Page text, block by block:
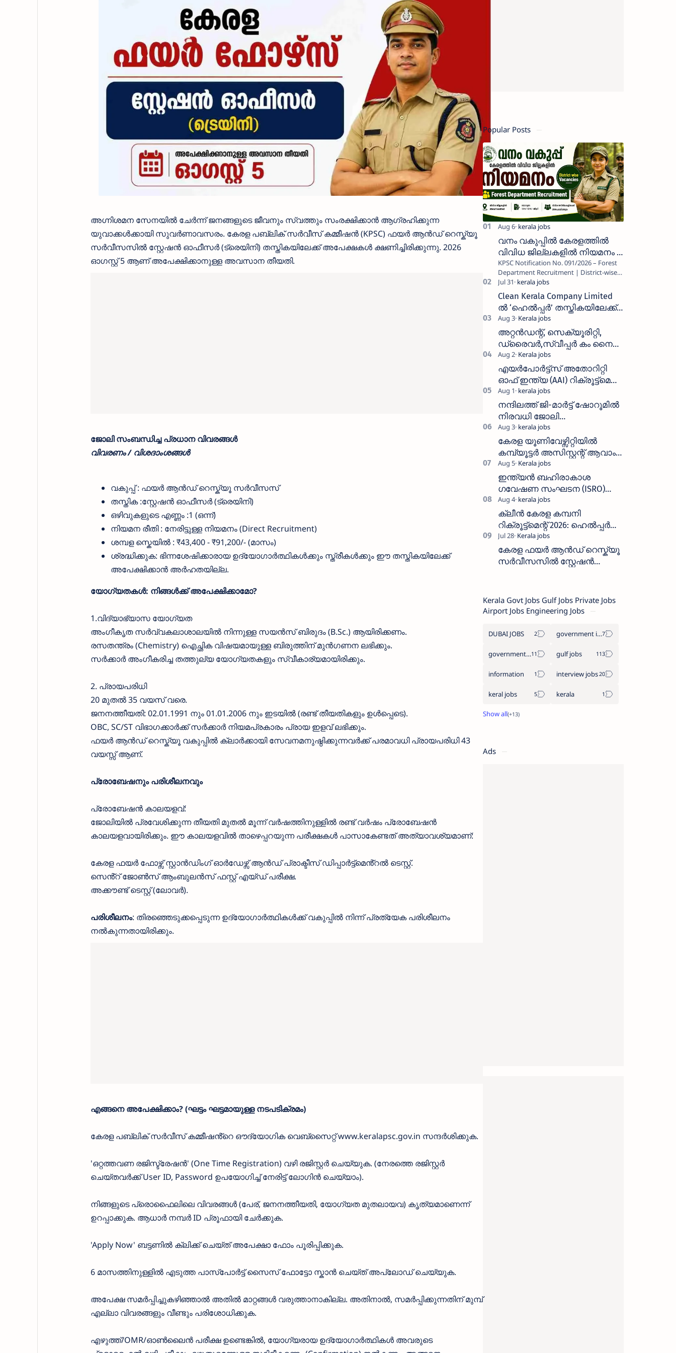
അഗ്നിശമന സേനയിൽ ചേർന്ന് ജനങ്ങളുടെ ജീവനും സ്വത്തും സംരക്ഷിക്കാൻ ആഗ്രഹിക്കുന്ന
യുവാക്കൾക്കായി സുവർണാവസരം. കേരള പബ്ലിക് സർവീസ് കമ്മീഷൻ (KPSC) ഫയർ ആൻഡ് റെസ്ക്യൂ
സർവീസസിൽ സ്റ്റേഷൻ ഓഫീസർ (ട്രെയിനി) തസ്തികയിലേക്ക് അപേക്ഷകൾ ക്ഷണിച്ചിരിക്കുന്നു. 2026
ഓഗസ്റ്റ് 5 ആണ് അപേക്ഷിക്കാനുള്ള അവസാന തീയതി.
ജോലി സംബന്ധിച്ച പ്രധാന വിവരങ്ങൾ
വിവരണം / വിശദാംശങ്ങൾ
വകുപ്പ് : ഫയർ ആൻഡ് റെസ്ക്യൂ സർവീസസ്
തസ്തിക :സ്റ്റേഷൻ ഓഫീസർ (ട്രെയിനി)
ഒഴിവുകളുടെ എണ്ണം :1 (ഒന്ന്)
നിയമന രീതി : നേരിട്ടുള്ള നിയമനം (Direct Recruitment)
ശമ്പള സ്കെയിൽ : ₹43,400 - ₹91,200/- (മാസം)
ശ്രദ്ധിക്കുക: ഭിന്നശേഷിക്കാരായ ഉദ്യോഗാർത്ഥികൾക്കും സ്ത്രീകൾക്കും ഈ തസ്തികയിലേക്ക്
അപേക്ഷിക്കാൻ അർഹതയില്ല.
യോഗ്യതകൾ: നിങ്ങൾക്ക് അപേക്ഷിക്കാമോ?
1.വിദ്യാഭ്യാസ യോഗ്യത
അംഗീകൃത സർവ്വകലാശാലയിൽ നിന്നുള്ള സയൻസ് ബിരുദം (B.Sc.) ആയിരിക്കണം.
രസതന്ത്രം (Chemistry) ഐച്ഛിക വിഷയമായുള്ള ബിരുത്തിന് മുൻഗണന ലഭിക്കും.
സർക്കാർ അംഗീകരിച്ച തത്തുല്യ യോഗ്യതകളും സ്വീകാര്യമായിരിക്കും.
2. പ്രായപരിധി
20 മുതൽ 35 വയസ് വരെ.
ജനനത്തീയതി: 02.01.1991 നും 01.01.2006 നും ഇടയിൽ (രണ്ട് തീയതികളും ഉൾപ്പെടെ).
OBC, SC/ST വിഭാഗക്കാർക്ക് സർക്കാർ നിയമപ്രകാരം പ്രായ ഇളവ് ലഭിക്കും.
ഫയർ ആൻഡ് റെസ്ക്യൂ വകുപ്പിൽ ക്ലാർക്കായി സേവനമനുഷ്ഠിക്കുന്നവർക്ക് പരമാവധി പ്രായപരിധി 43
വയസ്സ് ആണ്.
പ്രോബേഷനും പരിശീലനവും
പ്രോബേഷൻ കാലയളവ്:
ജോലിയിൽ പ്രവേശിക്കുന്ന തീയതി മുതൽ മൂന്ന് വർഷത്തിനുള്ളിൽ രണ്ട് വർഷം പ്രോബേഷൻ
കാലയളവായിരിക്കും. ഈ കാലയളവിൽ താഴെപ്പറയുന്ന പരീക്ഷകൾ പാസാകേണ്ടത് അത്യാവശ്യമാണ്:
കേരള ഫയർ ഫോഴ്സ് സ്റ്റാൻഡിംഗ് ഓർഡേഴ്സ് ആൻഡ് പ്രാക്ടീസ് ഡിപ്പാർട്ട്മെൻ്റൽ ടെസ്റ്റ്.
സെൻ്റ് ജോൺസ് ആംബുലൻസ് ഫസ്റ്റ് എയ്ഡ് പരീക്ഷ.
അക്കൗണ്ട് ടെസ്റ്റ് (ലോവർ).
പരിശീലനം: തിരഞ്ഞെടുക്കപ്പെടുന്ന ഉദ്യോഗാർത്ഥികൾക്ക് വകുപ്പിൽ നിന്ന് പ്രത്യേക പരിശീലനം
നൽകുന്നതായിരിക്കും.
എങ്ങനെ അപേക്ഷിക്കാം? (ഘട്ടം ഘട്ടമായുള്ള നടപടിക്രമം)
കേരള പബ്ലിക് സർവീസ് കമ്മീഷൻ്റെ ഔദ്യോഗിക വെബ്സൈറ്റ് www.keralapsc.gov.in സന്ദർശിക്കുക.
'ഒറ്റത്തവണ രജിസ്ട്രേഷൻ' (One Time Registration) വഴി രജിസ്റ്റർ ചെയ്യുക. (നേരത്തെ രജിസ്റ്റർ
ചെയ്തവർക്ക് User ID, Password ഉപയോഗിച്ച് നേരിട്ട് ലോഗിൻ ചെയ്യാം).
നിങ്ങളുടെ പ്രൊഫൈലിലെ വിവരങ്ങൾ (പേര്, ജനനത്തീയതി, യോഗ്യത മുതലായവ) കൃത്യമാണെന്ന്
ഉറപ്പാക്കുക. ആധാർ നമ്പർ ID പ്രൂഫായി ചേർക്കുക.
'Apply Now' ബട്ടണിൽ ക്ലിക്ക് ചെയ്ത് അപേക്ഷാ ഫോം പൂരിപ്പിക്കുക.
6 മാസത്തിനുള്ളിൽ എടുത്ത പാസ്പോർട്ട് സൈസ് ഫോട്ടോ സ്കാൻ ചെയ്ത് അപ്ലോഡ് ചെയ്യുക.
അപേക്ഷ സമർപ്പിച്ചുകഴിഞ്ഞാൽ അതിൽ മാറ്റങ്ങൾ വരുത്താനാകില്ല. അതിനാൽ, സമർപ്പിക്കുന്നതിന് മുമ്പ്
എല്ലാ വിവരങ്ങളും വീണ്ടും പരിശോധിക്കുക.
എഴുത്ത്/OMR/ഓൺലൈൻ പരീക്ഷ ഉണ്ടെങ്കിൽ, യോഗ്യരായ ഉദ്യോഗാർത്ഥികൾ അവരുടെ
Popular Posts
വനം വകുപ്പിൽ കേരളത്തിൽ
വിവിധ ജില്ലകളിൽ നിയമനം _
Forest Department Recruitment |
District-wise Vacancies
KPSC Notification No. 091/2026 – Forest
Department Recruitment | District-wise
Vacancies പത്തനംതിട്ട, ഇടുക്കി,
എറണാകുളം, തൃശൂർ, പാലക്കാട്…
Clean Kerala Company Limited
ൽ ‘ഹെൽപ്പർ’ തസ്തികയിലേക്ക്
വാക്ക്-ഇൻ ഇന്റർവ്യൂ
നടത്തുന്നു
അറ്റൻഡന്റ്, സെക്യൂരിറ്റി,
ഡ്രൈവർ,സ്വീപ്പർ കം നൈറ്റ്
വാച്ച്മാൻ തുടങ്ങി നിരവധി
ഒഴിവുകൾ
എയർപോർട്ട്സ് അതോറിറ്റി
ഓഫ് ഇന്ത്യ (AAI) റിക്രൂട്ട്മെന്റ്
2026: 800+ ഒഴിവുകൾ,
അപേക്ഷിക്കാനുള്ള അവസാന
തീയതി സെപ്റ്റംബർ 7
നന്ദിലത്ത് ജി-മാർട്ട് ഷോറൂമിൽ
നിരവധി ജോലി
ഒഴിവുകൾ|Nandilath G-Mart
Showroom vacancies 2026
കേരള യൂണിവേഴ്സിറ്റിയിൽ
കമ്പ്യൂട്ടർ അസിസ്റ്റന്റ് ആവാം
:അവസാന തീയതി: ഓഗസ്റ്റ് 5 ന്
ഇന്ത്യൻ ബഹിരാകാശ
ഗവേഷണ സംഘടന (ISRO)
ICRB യിൽ ജോലി അവസരം
:ശമ്പളം 25, 500 രൂപ മുതൽ
ക്ലീൻ കേരള കമ്പനി
റിക്രൂട്ട്മെന്റ് 2026: ഹെൽപ്പർ
തസ്തികയിലേക്ക് ഓഗസ്റ്റ് 5-ന്
വാക്ക് ഇൻ ഇന്റർവ്യൂ
കേരള ഫയർ ആൻഡ് റെസ്ക്യൂ
സർവീസസിൽ സ്റ്റേഷൻ
Kerala Govt Jobs Gulf Jobs Private Jobs
Airport Jobs Engineering Jobs
DUBAI JOBS government information
government jobs gulf jobs
information interview jobs
keral jobs kerala
Ads